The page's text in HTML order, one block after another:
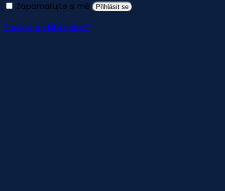
Zapamatujte si mě
Přihlásit se
Zapomněli jste heslo?